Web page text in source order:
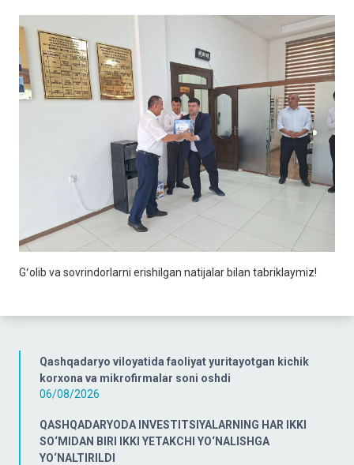
Qashqadaryo viloyatida faoliyat yuritayotgan kichik
korxona va mikrofirmalar soni oshdi
06/08/2026
QASHQADARYODA INVESTITSIYALARNING HAR IKKI
SO‘MIDAN BIRI IKKI YETAKCHI YO‘NALISHGA
YO‘NALTIRILDI
Gʻolib va sovrindorlarni erishilgan natijalar bilan tabriklaymiz!